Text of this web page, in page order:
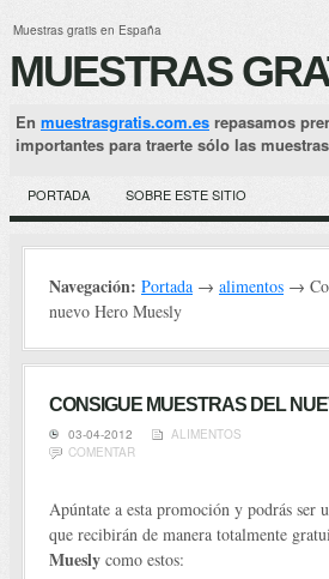
Muestras gratis en España
MUESTRAS
En muestrasgratis.com.es repasamos
importantes para traerte sólo las
PORTADA SOBRE ESTE SITIO
Navegación: Portada → alimentos →
nuevo Hero Muesly
CONSIGUE MUESTRAS DEL
03-04-2012
ALIMENTOS
COMENTAR
Apúntate a esta promoción y podrás ser
que recibirán de manera totalmente
Muesly como estos: